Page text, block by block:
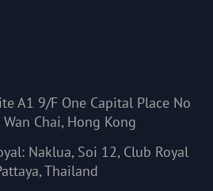
A1 9/F One Capital Place No
Chai, Hong Kong
Naklua, Soi 12, Club Royal
Thailand